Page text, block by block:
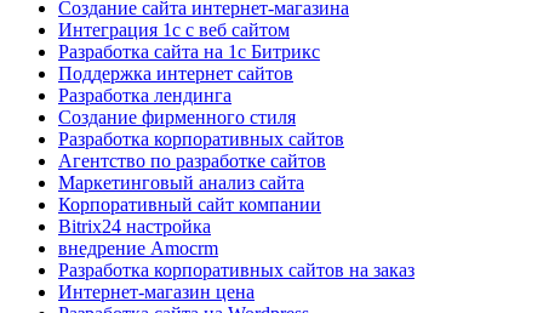
Создание сайта интернет-магазина
Интеграция 1с с веб сайтом
Разработка сайта на 1с Битрикс
Поддержка интернет сайтов
Разработка лендинга
Создание фирменного стиля
Разработка корпоративных сайтов
Агентство по разработке сайтов
Маркетинговый анализ сайта
Корпоративный сайт компании
Bitrix24 настройка
внедрение Amocrm
Разработка корпоративных сайтов на заказ
Интернет-магазин цена